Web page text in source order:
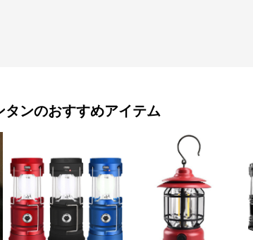
タンのおすすめアイテム